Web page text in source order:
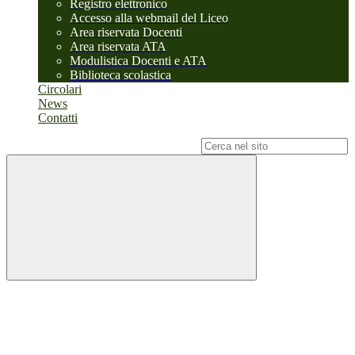
Registro elettronico
Accesso alla webmail del Liceo
Area riservata Docenti
Area riservata ATA
Modulistica Docenti e ATA
Biblioteca scolastica
Circolari
News
Contatti